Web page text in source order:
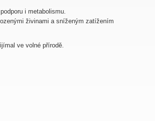
i metabolismu.
živinami a sníženým zatížením
ve volné přírodě.